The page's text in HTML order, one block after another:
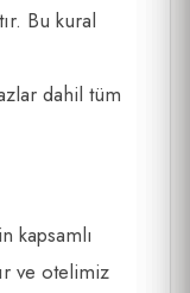
Bu kural
dahil tüm
kapsamlı
ve otelimiz